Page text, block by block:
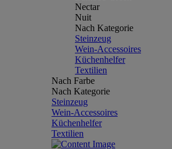
Nectar
Nuit
Nach Kategorie
Steinzeug
Wein-Accessoires
Küchenhelfer
Textilien
Nach Farbe
Nach Kategorie
Steinzeug
Wein-Accessoires
Küchenhelfer
Textilien